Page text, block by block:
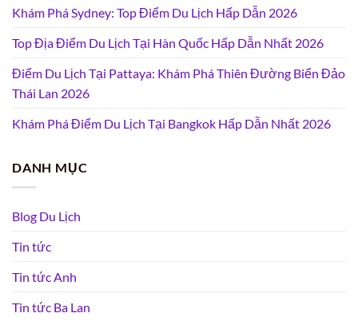
Khám Phá Sydney: Top Điểm Du Lịch Hấp Dẫn 2026
Top Địa Điểm Du Lịch Tại Hàn Quốc Hấp Dẫn Nhất 2026
Điểm Du Lịch Tại Pattaya: Khám Phá Thiên Đường Biển Đảo
Thái Lan 2026
Khám Phá Điểm Du Lịch Tại Bangkok Hấp Dẫn Nhất 2026
DANH MỤC
Blog Du Lịch
Tin tức
Tin tức Anh
Tin tức Ba Lan